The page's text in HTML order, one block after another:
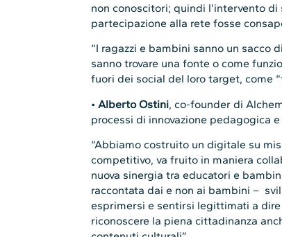
non conoscitori; quindi l’intervento
partecipazione alla rete fosse
“I ragazzi e bambini sanno un sacco
sanno trovare una fonte o come
fuori dei social del loro target, come
•Alberto Ostini, co-founder di
processi di innovazione pedagogica
“Abbiamo costruito un digitale su
competitivo, va fruito in maniera
nuova sinergia tra educatori e
raccontata dai e non ai bambini –
esprimersi e sentirsi legittimati a
riconoscere la piena cittadinanza